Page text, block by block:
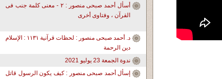
أسأل أحمد صبحى منصور : ٢ - معنى كلمة جنب فى
القرآن ، وفتاوى أخرى
د. أحمد صبحى منصور : لحظات قرآنية ١١٣١ : الإسلام
دين الرحمة
ندوة الجمعة 23 يوليو 2021
إسأل أحمد صبحى منصور : كيف يكون الرسول قاتل